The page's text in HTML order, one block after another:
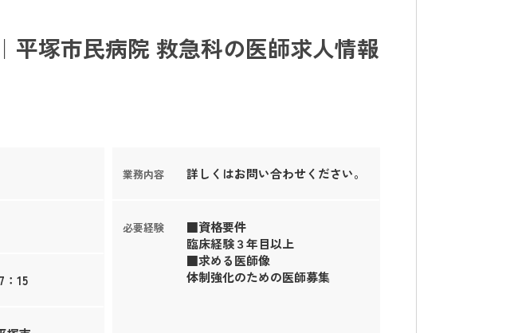
平塚市民病院 救急科の医師求人情報
：15
業務内容 詳しくはお問い合わせください。
必要経験
■資格要件
臨床経験３年目以上
■求める医師像
体制強化のための医師募集